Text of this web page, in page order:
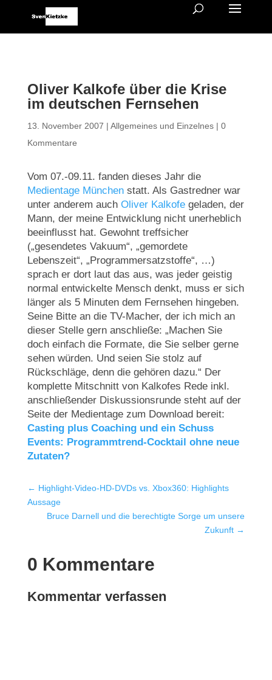
Oliver Kalkofe über die Krise
im deutschen Fernsehen
13. November 2007 | Allgemeines und Einzelnes| 0
Kommentare
Vom 07.-09.11. fanden dieses Jahr die
Medientage Münchenstatt. Als Gastredner war
unter anderem auch Oliver Kalkofegeladen, der
Mann, der meine Entwicklung nicht unerheblich
beeinflusst hat. Gewohnt treffsicher
(„gesendetes Vakuum“, „gemordete
Lebenszeit“, „Programmersatzstoffe“, …)
sprach er dort laut das aus, was jeder geistig
normal entwickelte Mensch denkt, muss er sich
länger als 5 Minuten dem Fernsehen hingeben.
Seine Bitte an die TV-Macher, der ich mich an
dieser Stelle gern anschließe: „Machen Sie
doch einfach die Formate, die Sie selber gerne
sehen würden. Und seien Sie stolz auf
Rückschläge, denn die gehören dazu.“ Der
komplette Mitschnitt von Kalkofes Rede inkl.
anschließender Diskussionsrunde steht auf der
Seite der Medientage zum Download bereit:
Casting plus Coaching und ein Schuss
Events: Programmtrend-Cocktail ohne neue
Zutaten?
← Highlight-Video-HD-DVDs vs. Xbox360: Highlights
Aussage
Bruce Darnell und die berechtigte Sorge um unsere
Zukunft →
0 Kommentare
Kommentar verfassen